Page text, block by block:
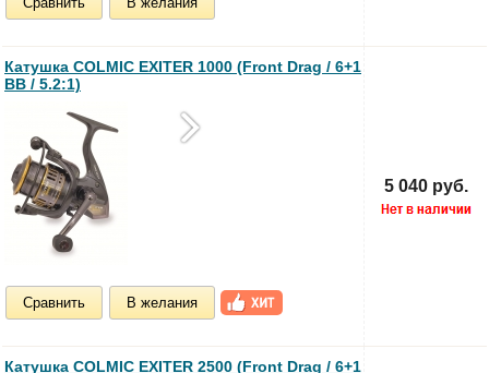
Катушка COLMIC EXITER 1000 (Front Drag / 6+1
BB / 5.2:1)
Сравнить В желания
5 040 руб.
Катушка COLMIC EXITER 2500 (Front Drag / 6+1